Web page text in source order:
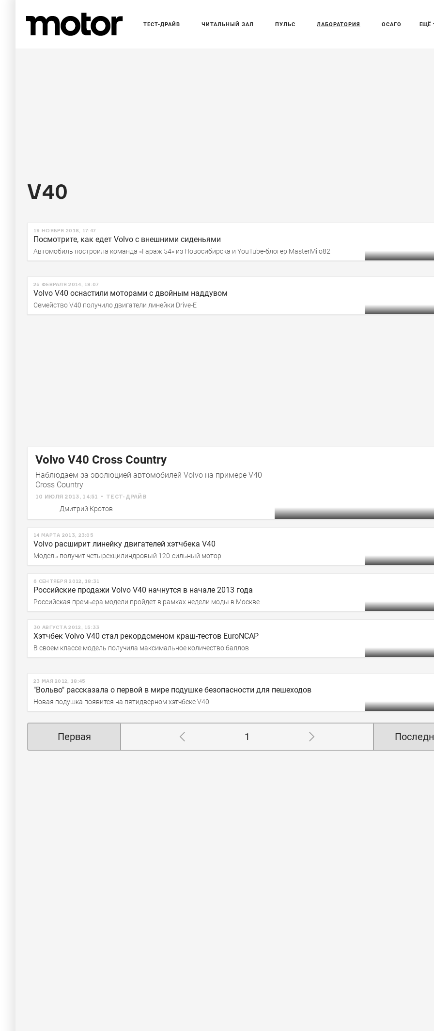
ЕЩЁ
ТЕСТ-ДРАЙВ ЧИТАЛЬНЫЙ ЗАЛ ПУЛЬС ЛАБОРАТОРИЯ ОСАГО
V40
Преемник модели выйдет на рынок в течение трех лет
19 НОЯБРЯ 2018, 17:47
Посмотрите, как едет Volvo с внешними сиденьями
Автомобиль построила команда «Гараж 54» из Новосибирска и YouTube-блогер MasterMilo82
25 ФЕВРАЛЯ 2014, 18:07
Volvo V40 оснастили моторами с двойным наддувом
Семейство V40 получило двигатели линейки Drive-E
Volvo V40 Cross Country
Наблюдаем за эволюцией автомобилей Volvo на примере V40
Cross Country
10 ИЮЛЯ 2013, 14:51 ТЕСТ-ДРАЙВ
Дмитрий Кротов
14 МАРТА 2013, 23:05
Volvo расширит линейку двигателей хэтчбека V40
Модель получит четырехцилиндровый 120-сильный мотор
6 СЕНТЯБРЯ 2012, 18:31
Российские продажи Volvo V40 начнутся в начале 2013 года
Российская премьера модели пройдет в рамках недели моды в Москве
30 АВГУСТА 2012, 15:33
Хэтчбек Volvo V40 стал рекордсменом краш-тестов EuroNCAP
В своем классе модель получила максимальное количество баллов
23 МАЯ 2012, 18:45
"Вольво" рассказала о первой в мире подушке безопасности для пешеходов
Новая подушка появится на пятидверном хэтчбеке V40
Первая 1